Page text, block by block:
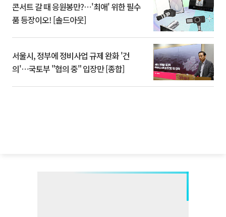
콘서트 갈 때 응원봉만?⋯'최애' 위한 필수
품 등장이오! [솔드아웃]
서울시, 정부에 정비사업 규제 완화 '건
의'⋯국토부 "협의 중" 입장만 [종합]